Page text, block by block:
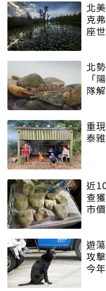
北
克
座
北
「
隊
重
泰
近
查
市
遊
攻
今